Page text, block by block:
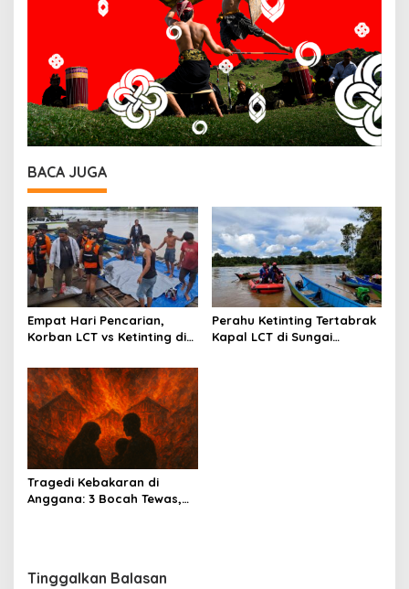
BACA JUGA
Empat Hari Pencarian,
Korban LCT vs Ketinting di
Ditemukan
Perahu Ketinting Tertabrak
Kapal LCT di Sungai
Tragedi Kebakaran di
Anggana: 3 Bocah Tewas,
Tinggalkan Balasan